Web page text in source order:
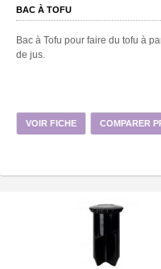
BAC À TOFU
Bac à Tofu pour faire du tofu à
de jus.
VOIR FICHE COMPARER